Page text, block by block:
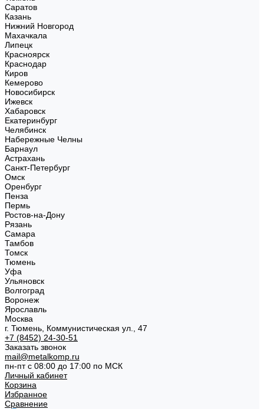
Саратов
Казань
Нижний Новгород
Махачкала
Липецк
Красноярск
Краснодар
Киров
Кемерово
Новосибирск
Ижевск
Хабаровск
Екатеринбург
Челябинск
Набережные Челны
Барнаул
Астрахань
Санкт-Петербург
Омск
Оренбург
Пенза
Пермь
Ростов-на-Дону
Рязань
Самара
Тамбов
Томск
Тюмень
Уфа
Ульяновск
Волгоград
Воронеж
Ярославль
Москва
г. Тюмень, Коммунистическая ул., 47
+7 (8452) 24-30-51
Заказать звонок
mail@metalkomp.ru
пн-пт с 08:00 до 17:00 по МСК
Личный кабинет
Корзина
Избранное
Сравнение